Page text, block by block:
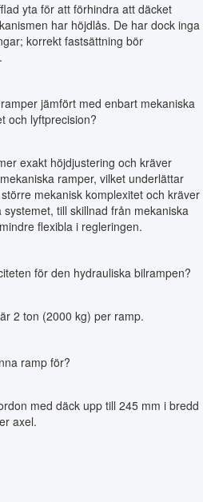
yta för att förhindra att däcket
har höjdlås. De har dock inga
korrekt fastsättning bör
jämfört med enbart mekaniska
och lyftprecision?
exakt höjdjustering och kräver
ramper, vilket underlättar
mekanisk komplexitet och kräver
till skillnad från mekaniska
flexibla i regleringen.
för den hydrauliska bilrampen?
2 ton (2000 kg) per ramp.
ramp för?
med däck upp till 245 mm i bredd
axel.